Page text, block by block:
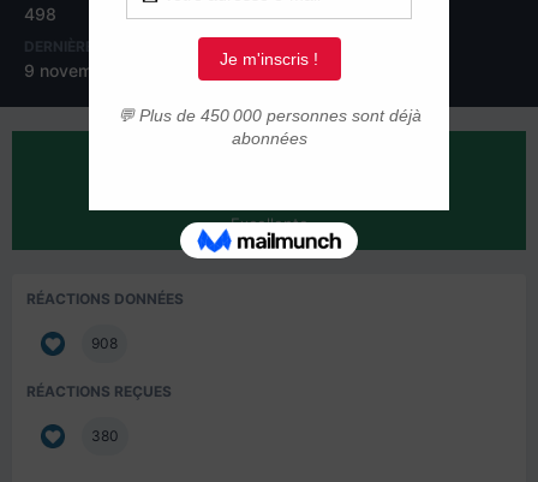
498 21 mars 2010
DERNIÈRE VISITE
9 novembre 2016
JOURS GAGNÉS
2
Excellente
RÉACTIONS DONNÉES
908
RÉACTIONS REÇUES
380